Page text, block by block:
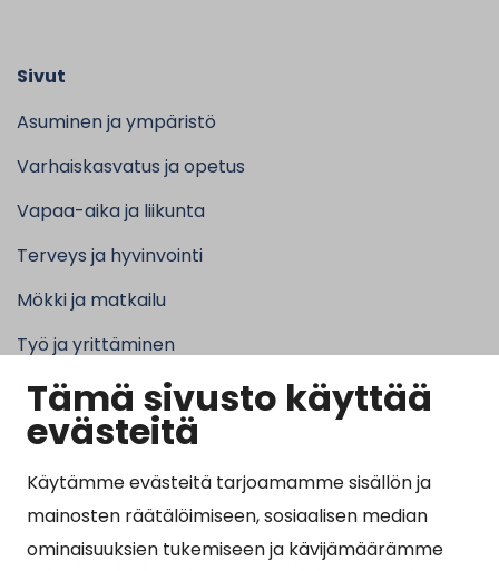
Tämä sivusto käyttää
evästeitä
Käytämme evästeitä tarjoamamme sisällön ja
mainosten räätälöimiseen, sosiaalisen median
ominaisuuksien tukemiseen ja kävijämäärämme
Sivut
Asuminen ja ympäristö
Varhaiskasvatus ja opetus
Vapaa-aika ja liikunta
Terveys ja hyvinvointi
Mökki ja matkailu
Työ ja yrittäminen
Kunta ja hallinto
Suosituimmat sivut
Esityslistat, pöytäkirjat, viranhaltijapäätökset ja